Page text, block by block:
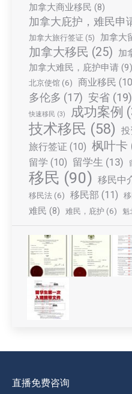
加拿大商业移民 (8)
加拿大庇护，难民申
加拿大旅行签证 (5) 加拿大
加拿大移民 (25) 加
加拿大难民，庇护申请 (9)
北京使馆 (6) 商业移民
多伦多 (17) 安省 (19)
快速移民 (3) 成功案例
技术移民 (58) 投
旅行签证 (10) 枫叶卡
留学 (10) 留学生 (13)
移民 (90) 移民中
移民法 (6) 移民部 (11)
难民 (8) 难民，庇护 (6) 魁
直播免费咨询